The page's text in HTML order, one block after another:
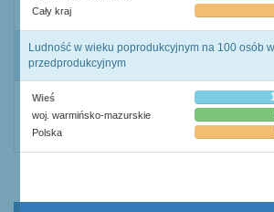
Cały kraj
Ludność w wieku poprodukcyjnym na 100 osób
przedprodukcyjnym
Wieś
woj. warmińsko-mazurskie
Polska